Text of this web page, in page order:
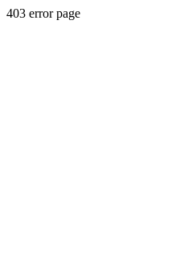
403 error page